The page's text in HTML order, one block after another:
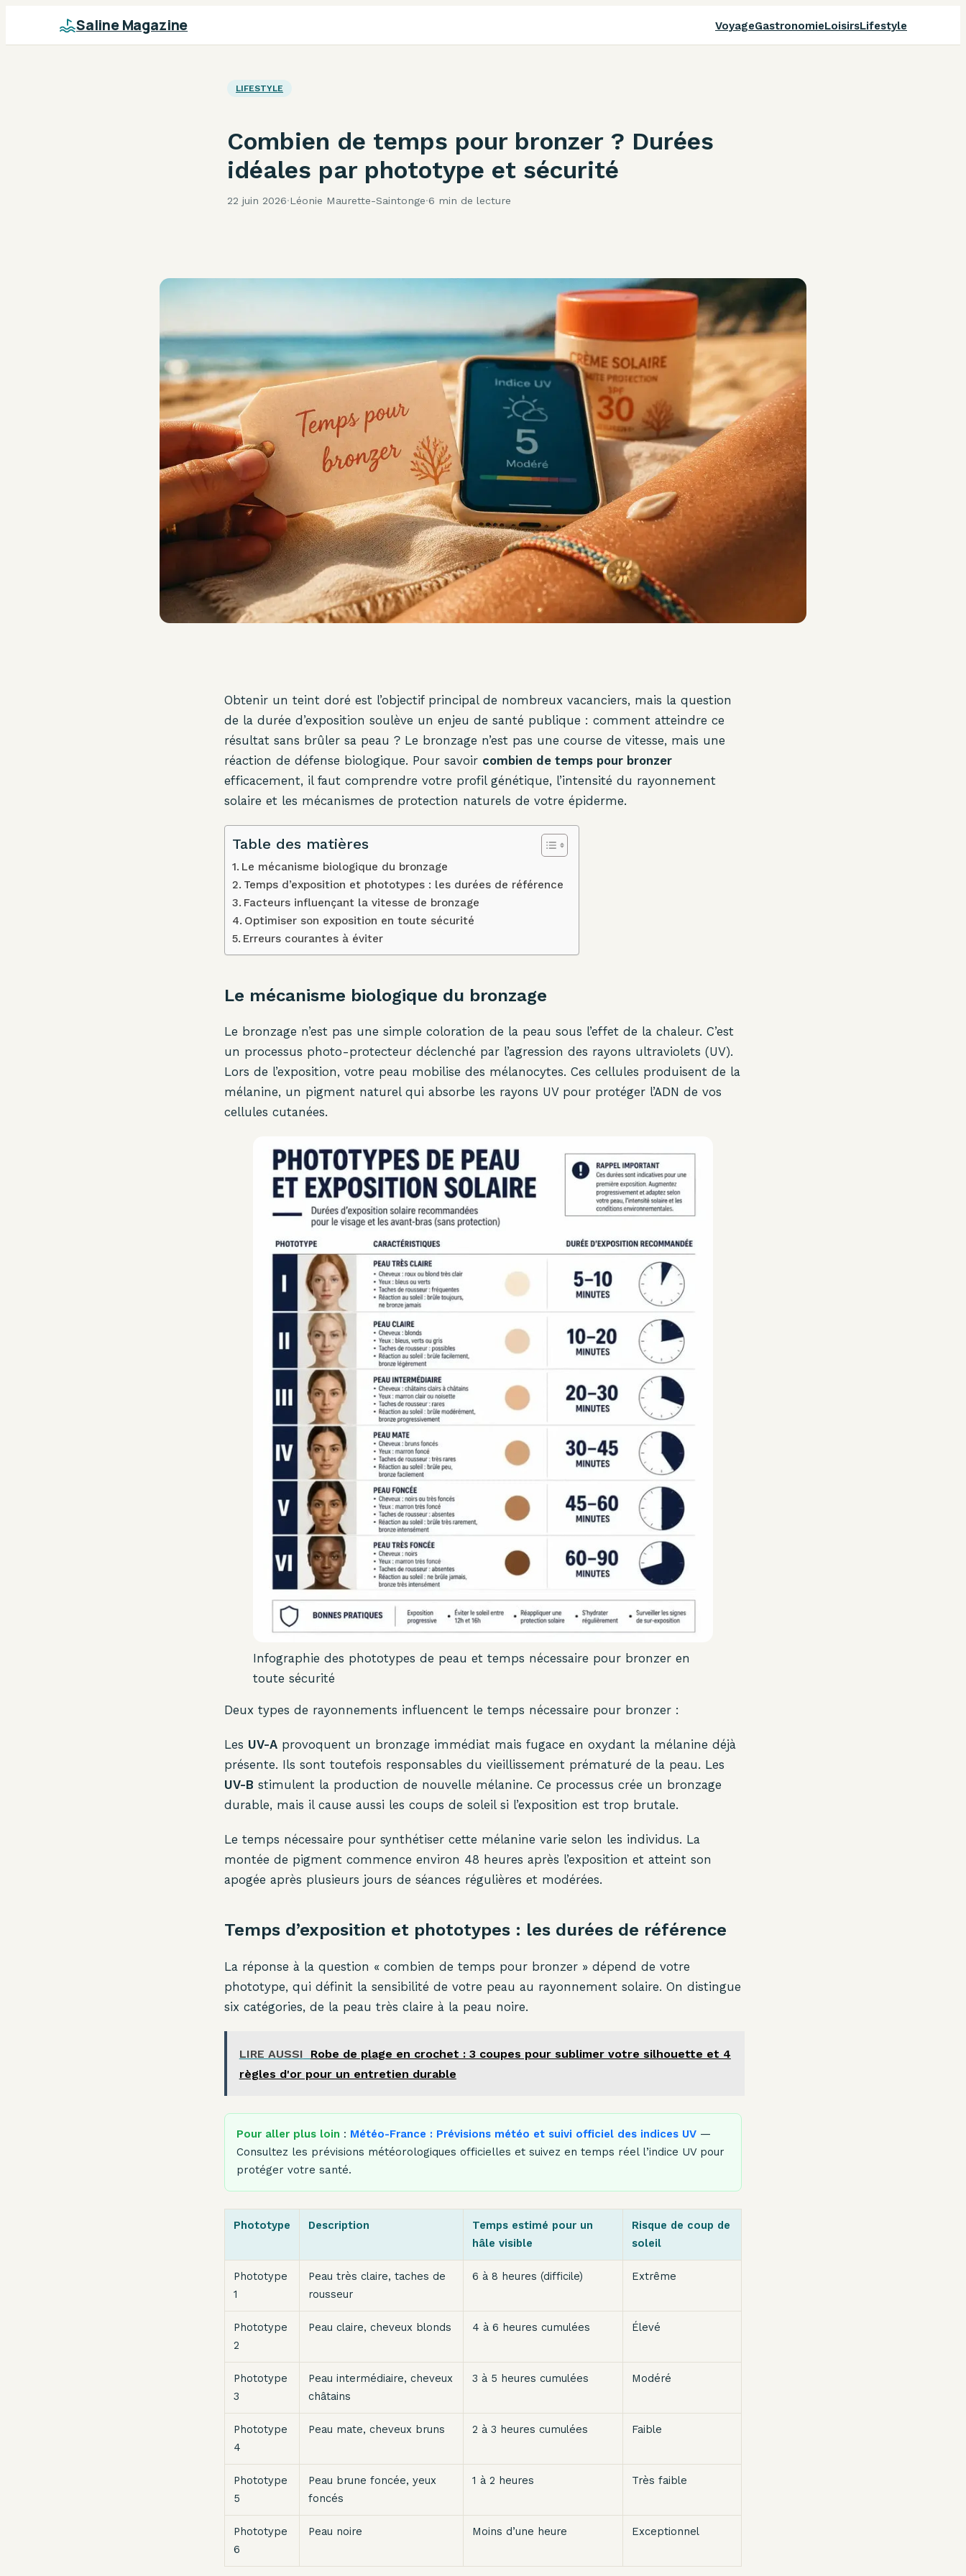
Saline Magazine VoyageGastronomieLoisirsLifestyle
LIFESTYLE
Combien de temps pour bronzer ? Durées
idéales par phototype et sécurité
22 juin 2026·Léonie Maurette-Saintonge·6 min de lecture
Obtenir un teint doré est l’objectif principal de nombreux vacanciers, mais la question
de la durée d’exposition soulève un enjeu de santé publique : comment atteindre ce
résultat sans brûler sa peau ? Le bronzage n’est pas une course de vitesse, mais une
réaction de défense biologique. Pour savoir combien de temps pour bronzer
efficacement, il faut comprendre votre profil génétique, l’intensité du rayonnement
solaire et les mécanismes de protection naturels de votre épiderme.
Table des matières
Le mécanisme biologique du bronzage
Temps d’exposition et phototypes : les durées de référence
Facteurs influençant la vitesse de bronzage
Optimiser son exposition en toute sécurité
Erreurs courantes à éviter
Le mécanisme biologique du bronzage
Le bronzage n’est pas une simple coloration de la peau sous l’effet de la chaleur. C’est
un processus photo-protecteur déclenché par l’agression des rayons ultraviolets (UV).
Lors de l’exposition, votre peau mobilise des mélanocytes. Ces cellules produisent de la
mélanine, un pigment naturel qui absorbe les rayons UV pour protéger l’ADN de vos
cellules cutanées.
Infographie des phototypes de peau et temps nécessaire pour bronzer en
toute sécurité
Deux types de rayonnements influencent le temps nécessaire pour bronzer :
Les UV-A provoquent un bronzage immédiat mais fugace en oxydant la mélanine déjà
présente. Ils sont toutefois responsables du vieillissement prématuré de la peau. Les
UV-B stimulent la production de nouvelle mélanine. Ce processus crée un bronzage
durable, mais il cause aussi les coups de soleil si l’exposition est trop brutale.
Le temps nécessaire pour synthétiser cette mélanine varie selon les individus. La
montée de pigment commence environ 48 heures après l’exposition et atteint son
apogée après plusieurs jours de séances régulières et modérées.
Temps d’exposition et phototypes : les durées de référence
La réponse à la question « combien de temps pour bronzer » dépend de votre
phototype, qui définit la sensibilité de votre peau au rayonnement solaire. On distingue
six catégories, de la peau très claire à la peau noire.
LIRE AUSSI
Robe de plage en crochet : 3 coupes pour sublimer votre silhouette et 4
règles d'or pour un entretien durable
Pour aller plus loin : Météo-France : Prévisions météo et suivi officiel des indices UV —
Consultez les prévisions météorologiques officielles et suivez en temps réel l’indice UV pour
protéger votre santé.
Phototype Description
Temps estimé pour un
hâle visible
Risque de coup de
soleil
Phototype
1
Peau très claire, taches de
rousseur
6 à 8 heures (difficile) Extrême
Phototype
2
Peau claire, cheveux blonds 4 à 6 heures cumulées Élevé
Phototype
3
Peau intermédiaire, cheveux
châtains
3 à 5 heures cumulées Modéré
Phototype
4
Peau mate, cheveux bruns 2 à 3 heures cumulées Faible
Phototype
5
Peau brune foncée, yeux
foncés
1 à 2 heures Très faible
Phototype
6
Peau noire Moins d’une heure Exceptionnel